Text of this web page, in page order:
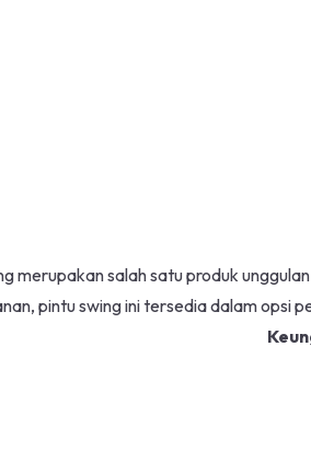
merupakan salah satu produk
pintu swing ini tersedia dalam opsi